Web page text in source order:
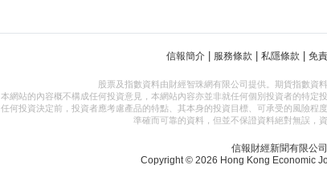
信報簡介 服務條款 私隱條款 免
股票及指數資料由財經智珠網有限公司提供。期貨指數資
本網站的內容概不構成任何投資意見，本網站內容亦並非就任何個別投資者的特
任何投資決定前，投資者應考慮產品的特點、其本身的投資目標、可承受的風險
準確而可靠的資料，但並不保證資料絕對無誤，
信報財經新聞有限公
Copyright © 2026 Hong Kong Economic